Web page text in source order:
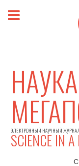
ЭЛЕКТРОННЫЙ НАУЧНЫЙ
SCIENCE IN